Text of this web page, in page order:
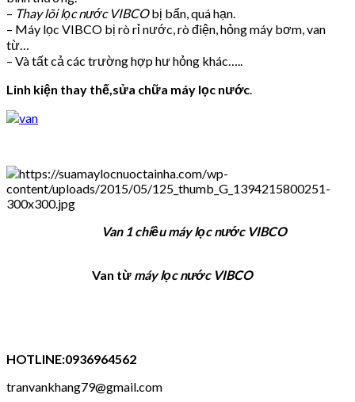
– Thay lõi lọc nước VIBCObị bẩn, quá hạn.
– Máy lọc VIBCO bị rò rỉ nước, rò điện, hỏng máy bơm, van
từ…
– Và tất cả các trường hợp hư hỏng khác…..
Linh kiện thay thế,sửa chữa máy lọc nước.
Van 1 chiều máy lọc nước VIBCO
Van từ máy lọc nước VIBCO
HOTLINE:0936964562
tranvankhang79@gmail.com